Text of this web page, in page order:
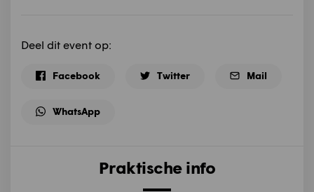
Deel dit event op:
Facebook Twitter Mail
WhatsApp
Praktische info